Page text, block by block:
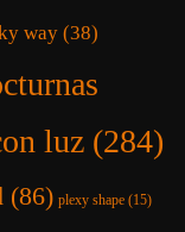
way (38)
luz (284)
(86) plexy shape (15)